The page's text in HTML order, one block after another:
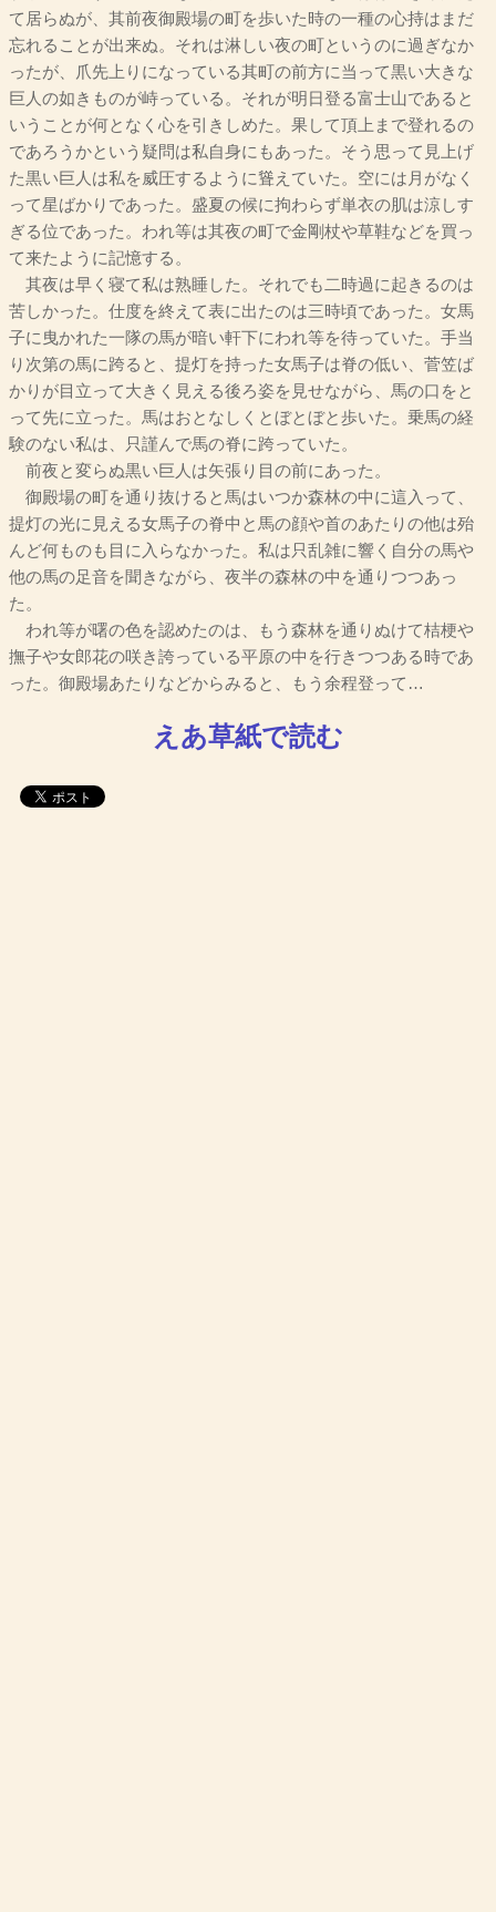
て居らぬが、其前夜御殿場の町を歩いた時の一種の心持はまだ
忘れることが出来ぬ。それは淋しい夜の町というのに過ぎなか
ったが、爪先上りになっている其町の前方に当って黒い大きな
巨人の如きものが峙っている。それが明日登る富士山であると
いうことが何となく心を引きしめた。果して頂上まで登れるの
であろうかという疑問は私自身にもあった。そう思って見上げ
た黒い巨人は私を威圧するように聳えていた。空には月がなく
って星ばかりであった。盛夏の候に拘わらず単衣の肌は涼しす
ぎる位であった。われ等は其夜の町で金剛杖や草鞋などを買っ
て来たように記憶する。
其夜は早く寝て私は熟睡した。それでも二時過に起きるのは
苦しかった。仕度を終えて表に出たのは三時頃であった。女馬
子に曳かれた一隊の馬が暗い軒下にわれ等を待っていた。手当
り次第の馬に跨ると、提灯を持った女馬子は脊の低い、菅笠ば
かりが目立って大きく見える後ろ姿を見せながら、馬の口をと
って先に立った。馬はおとなしくとぼとぼと歩いた。乗馬の経
験のない私は、只謹んで馬の脊に跨っていた。
前夜と変らぬ黒い巨人は矢張り目の前にあった。
御殿場の町を通り抜けると馬はいつか森林の中に這入って、
提灯の光に見える女馬子の脊中と馬の顔や首のあたりの他は殆
んど何ものも目に入らなかった。私は只乱雑に響く自分の馬や
他の馬の足音を聞きながら、夜半の森林の中を通りつつあっ
た。
われ等が曙の色を認めたのは、もう森林を通りぬけて桔梗や
撫子や女郎花の咲き誇っている平原の中を行きつつある時であ
った。御殿場あたりなどからみると、もう余程登って…
えあ草紙で読む